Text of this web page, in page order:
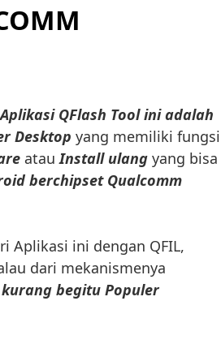
Aplikasi QFlash Tool ini adalah
Desktop yang memiliki fungsi
atauInstall ulang yang bisa
berchipset Qualcomm
Aplikasi ini dengan QFIL,
dari mekanismenya
begitu Populer